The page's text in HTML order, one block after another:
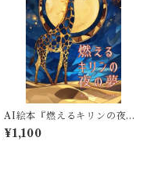
AI絵本『燃えるキリンの夜の
夢』
¥1,100